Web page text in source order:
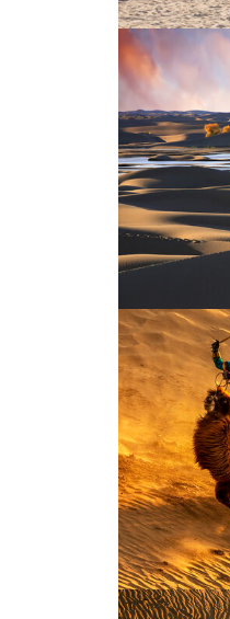
沙漠驼影
沙漠骆驼